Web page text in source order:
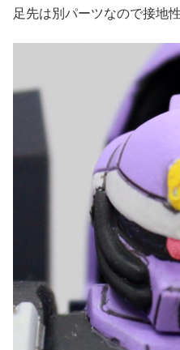
足先は別パーツなので接地